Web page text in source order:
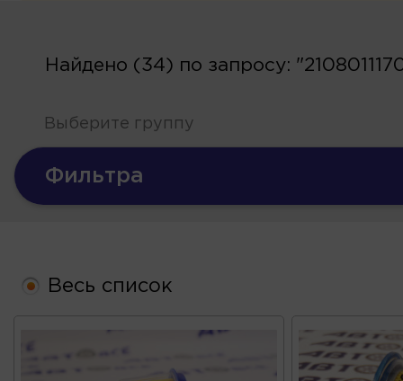
Найдено (34) по запросу:
Выберите группу
Фильтра
Весь список